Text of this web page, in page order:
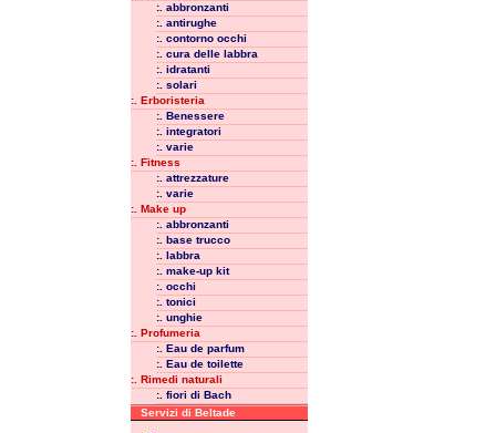
:. abbronzanti
:. antirughe
:. contorno occhi
:. cura delle labbra
:. idratanti
:. solari
:. Erboristeria
:. Benessere
:. integratori
:. varie
:. Fitness
:. attrezzature
:. varie
:. Make up
:. abbronzanti
:. base trucco
:. labbra
:. make-up kit
:. occhi
:. tonici
:. unghie
:. Profumeria
:. Eau de parfum
:. Eau de toilette
:. Rimedi naturali
:. fiori di Bach
Servizi di Beltade